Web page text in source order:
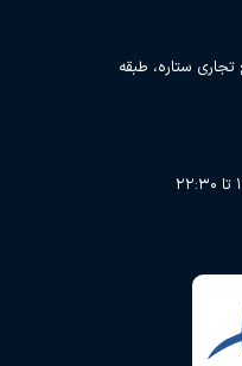
ستاره، طبقه